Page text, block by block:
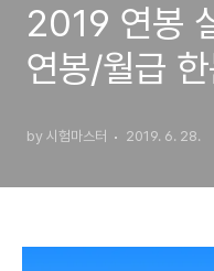
2019 연봉
연봉/월급
by 시험마스터 2019. 6. 28.